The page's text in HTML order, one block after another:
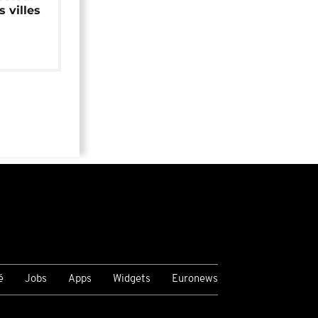
villes
Jobs Apps Widgets Euronews